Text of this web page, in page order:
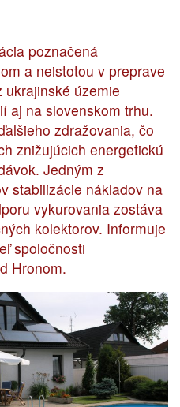
poznačená
a neistotou v preprave
územie
aj na slovenskom trhu.
zdražovania, čo
znižujúcich energetickú
Jedným z
stabilizácie nákladov na
vykurovania zostáva
kolektorov. Informuje
spoločnosti
Hronom.